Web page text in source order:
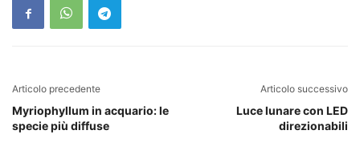
Articolo precedente
Myriophyllum in acquario: le
specie più diffuse
Articolo successivo
Luce lunare con LED
direzionabili